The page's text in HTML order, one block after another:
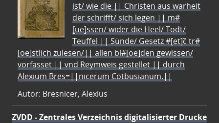
ist/ wie die || Christen aus warheit
der schrifft/ sich legen || m#
[ue]ssen/ wider die Heel/ Todt/
Teuffel || Sünde/ Gesetz #[et]c̃ tr#
[oe]stlich zulesen/|| allen bl#[oe]den gewissen/
vorfasset || vnd Reymweis gestellet || durch
Alexium Bres=||nicerum Cotbusianum.||
Autor: Bresnicer, Alexius
ZVDD - Zentrales Verzeichnis digitalisierter Drucke